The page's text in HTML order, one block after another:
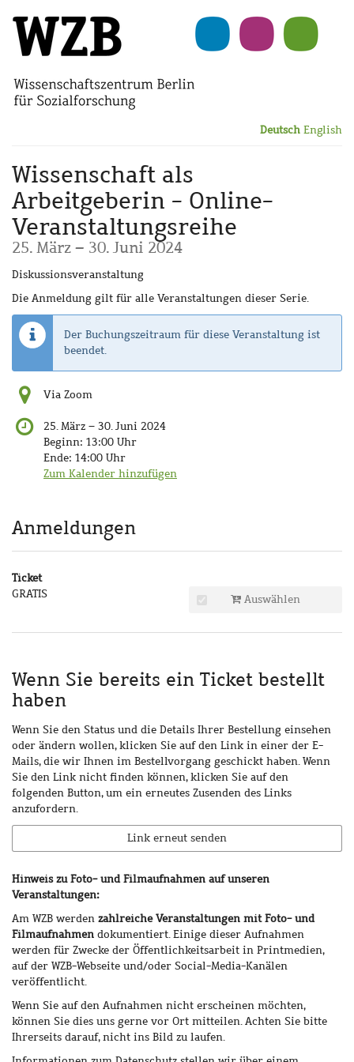
Zum
Haupt-
Inhalt
Deutsch English
Wissenschaft als
Arbeitgeberin - Online-
Veranstaltungsreihe
25. März– bis
30. Juni 2024
Diskussionsveranstaltung
Die Anmeldung gilt für alle Veranstaltungen dieser Serie.
Der Buchungszeitraum für diese Veranstaltung ist
beendet.
Via Zoom
25. März –bis
30. Juni 2024
Beginn: 13:00 Uhr
Ende: 14:00 Uhr
Zum Kalender hinzufügen
Produkte
Anmeldungen
Ticket
GRATIS
Auswählen
Wenn Sie bereits ein Ticket bestellt
haben
Wenn Sie den Status und die Details Ihrer Bestellung einsehen
oder ändern wollen, klicken Sie auf den Link in einer der E-
Mails, die wir Ihnen im Bestellvorgang geschickt haben. Wenn
Sie den Link nicht finden können, klicken Sie auf den
folgenden Button, um ein erneutes Zusenden des Links
anzufordern.
Link erneut senden
Hinweis zu Foto- und Filmaufnahmen auf unseren
Veranstaltungen:
Am WZB werden zahlreiche Veranstaltungen mit Foto- und
Filmaufnahmen dokumentiert. Einige dieser Aufnahmen
werden für Zwecke der Öffentlichkeitsarbeit in Printmedien,
auf der WZB-Webseite und/oder Social-Media-Kanälen
veröffentlicht.
Wenn Sie auf den Aufnahmen nicht erscheinen möchten,
können Sie dies uns gerne vor Ort mitteilen. Achten Sie bitte
Ihrerseits darauf, nicht ins Bild zu laufen.